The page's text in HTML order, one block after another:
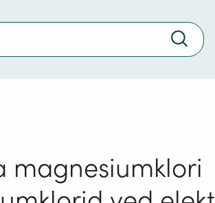
Trykk
søke
magnesiumklori